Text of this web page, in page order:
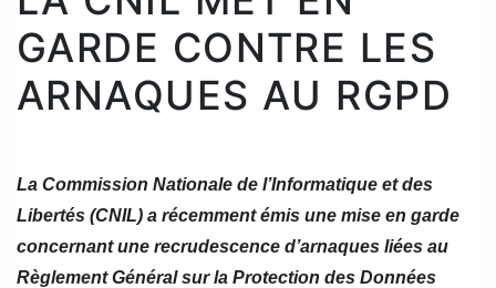
GARDE CONTRE LES
ARNAQUES AU RGPD
La Commission Nationale de l’Informatique et des
Libertés (CNIL) a récemment émis une mise en garde
concernant une recrudescence d’arnaques liées au
Règlement Général sur la Protection des Données